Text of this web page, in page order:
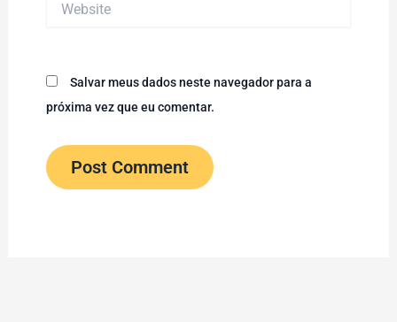
Salvar meus dados neste navegador para a
próxima vez que eu comentar.